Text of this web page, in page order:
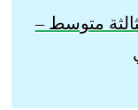
متوسط –